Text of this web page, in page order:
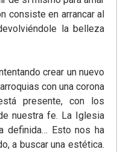
consiste en arrancar al
la belleza
crear un nuevo
con una corona
presente, con los
nuestra fe. La Iglesia
definida… Esto nos ha
a buscar una estética.